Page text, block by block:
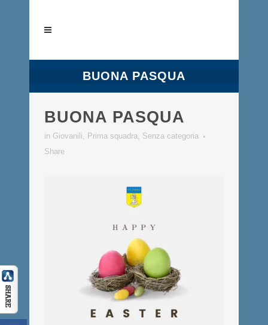
BUONA PASQUA
BUONA PASQUA
in Giovanili, Prima squadra, Senza categoria
Share